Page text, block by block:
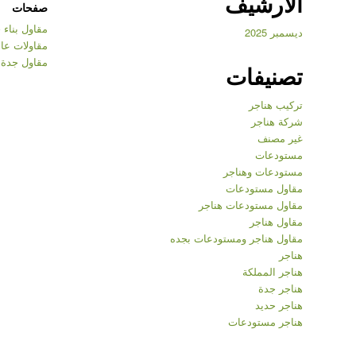
ديسمبر 2025
تصنيفات
تركيب هناجر
شركة هناجر
غير مصنف
مستودعات
مستودعات وهناجر
مقاول مستودعات
مقاول مستودعات هناجر
مقاول هناجر
مقاول هناجر ومستودعات بجده
هناجر
هناجر المملكة
هناجر جدة
هناجر حديد
هناجر مستودعات
صفحات
مقاول
مقاولات
مقاول جدة